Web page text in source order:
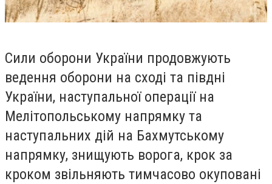
Сили оборони України продовжують
ведення оборони на сході та півдні
України, наступальної операції на
Мелітопольському напрямку та
наступальних дій на Бахмутському
напрямку, знищують ворога, крок за
кроком звільняють тимчасово окуповані